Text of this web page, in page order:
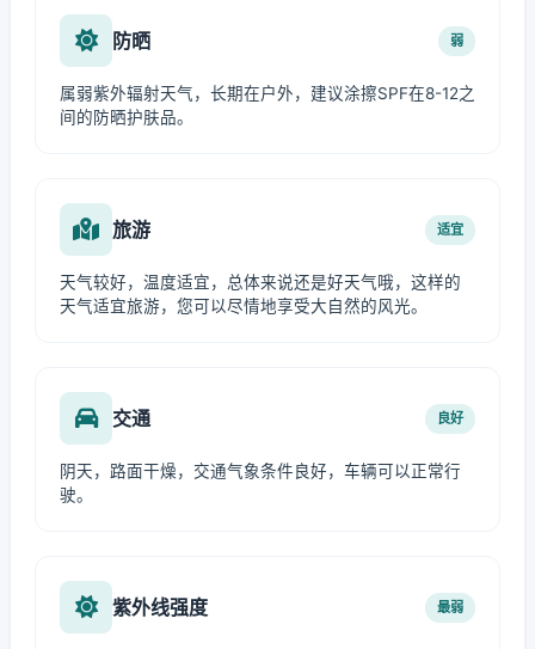
防晒 弱
属弱紫外辐射天气，长期在户外，建议涂擦SPF在8-12之
间的防晒护肤品。
旅游 适宜
天气较好，温度适宜，总体来说还是好天气哦，这样的
天气适宜旅游，您可以尽情地享受大自然的风光。
交通 良好
阴天，路面干燥，交通气象条件良好，车辆可以正常行
驶。
紫外线强度 最弱